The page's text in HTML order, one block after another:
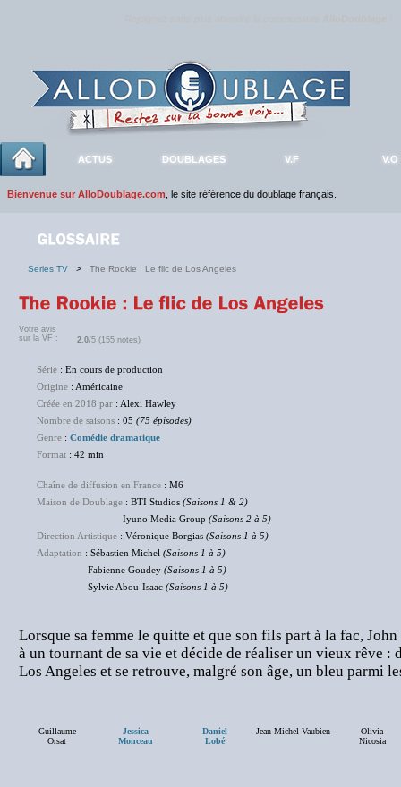
ACTUS DOUBLAGES V.F V.O
Bienvenue sur AlloDoublage.com , le site référence du doublage français.
Series TV > The Rookie : Le flic de Los Angeles
Votre avis
sur la VF :
2.0/5 (155 notes)
Série : En cours de production
Origine : Américaine
Créée en 2018 par : Alexi Hawley
Nombre de saisons : 05 (75 épisodes)
Genre : Comédie dramatique
Format : 42 min
Chaîne de diffusion en France : M6
Maison de Doublage : BTI Studios (Saisons 1 & 2)
Iyuno Media Group (Saisons 2 à 5)
Direction Artistique : Véronique Borgias (Saisons 1 à 5)
Adaptation : Sébastien Michel (Saisons 1 à 5)
Fabienne Goudey (Saisons 1 à 5)
Sylvie Abou-Isaac (Saisons 1 à 5)
Lorsque sa femme le quitte et que son fils part à la fac,
à un tournant de sa vie et décide de réaliser un vieux rêve
Los Angeles et se retrouve, malgré son âge, un bleu parmi
Guillaume
Orsat
Jessica
Monceau
Daniel
Lobé
Jean-Michel Vaubien
Olivia
Nicosia